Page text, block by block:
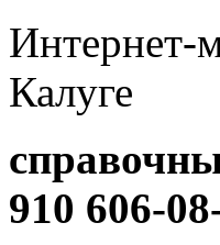
Интернет-
Калуге
910 606-